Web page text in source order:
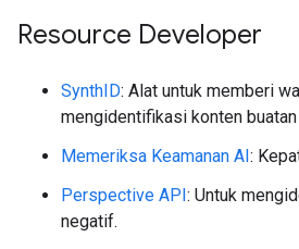
Resource Developer
SynthID: Alat untuk memberi
mengidentifikasi konten buatan
Memeriksa Keamanan AI:
Perspective API: Untuk
negatif.